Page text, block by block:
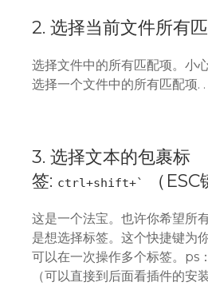
2. 选择当前文件所有
选择文件中的所有匹配项。小
选择一个文件中的所有匹配项. .
3. 选择文本的包裹标
签: ctrl+shift+` （ESC
这是一个法宝。也许你希望所
是想选择标签。这个快捷键为
可以在一次操作多个标签。
（可以直接到后面看插件的安装